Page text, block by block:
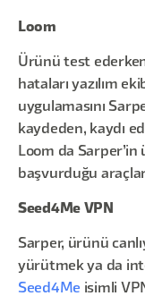
Loom
Ürünü test
hataları yazılım
uygulamasını
kaydeden, kaydı
Loom da
başvurduğu
Seed4Me VPN
Sarper, ürünü
yürütmek ya da
Seed4Me isimli